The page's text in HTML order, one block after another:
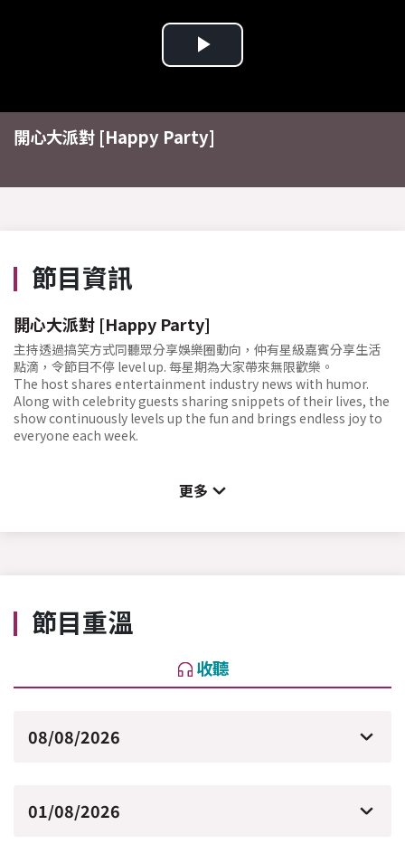
Play
Video
開心大派對 [Happy Party]
節目資訊
開心大派對 [Happy Party]
主持透過搞笑方式同聽眾分享娛樂圈動向，仲有星級嘉賓分享生活
點滴，令節目不停 level up. 每星期為大家帶來無限歡樂。
The host shares entertainment industry news with humor.
Along with celebrity guests sharing snippets of their lives, the
show continuously levels up the fun and brings endless joy to
everyone each week.
更多
節目重溫
收聽
08/08/2026
01/08/2026